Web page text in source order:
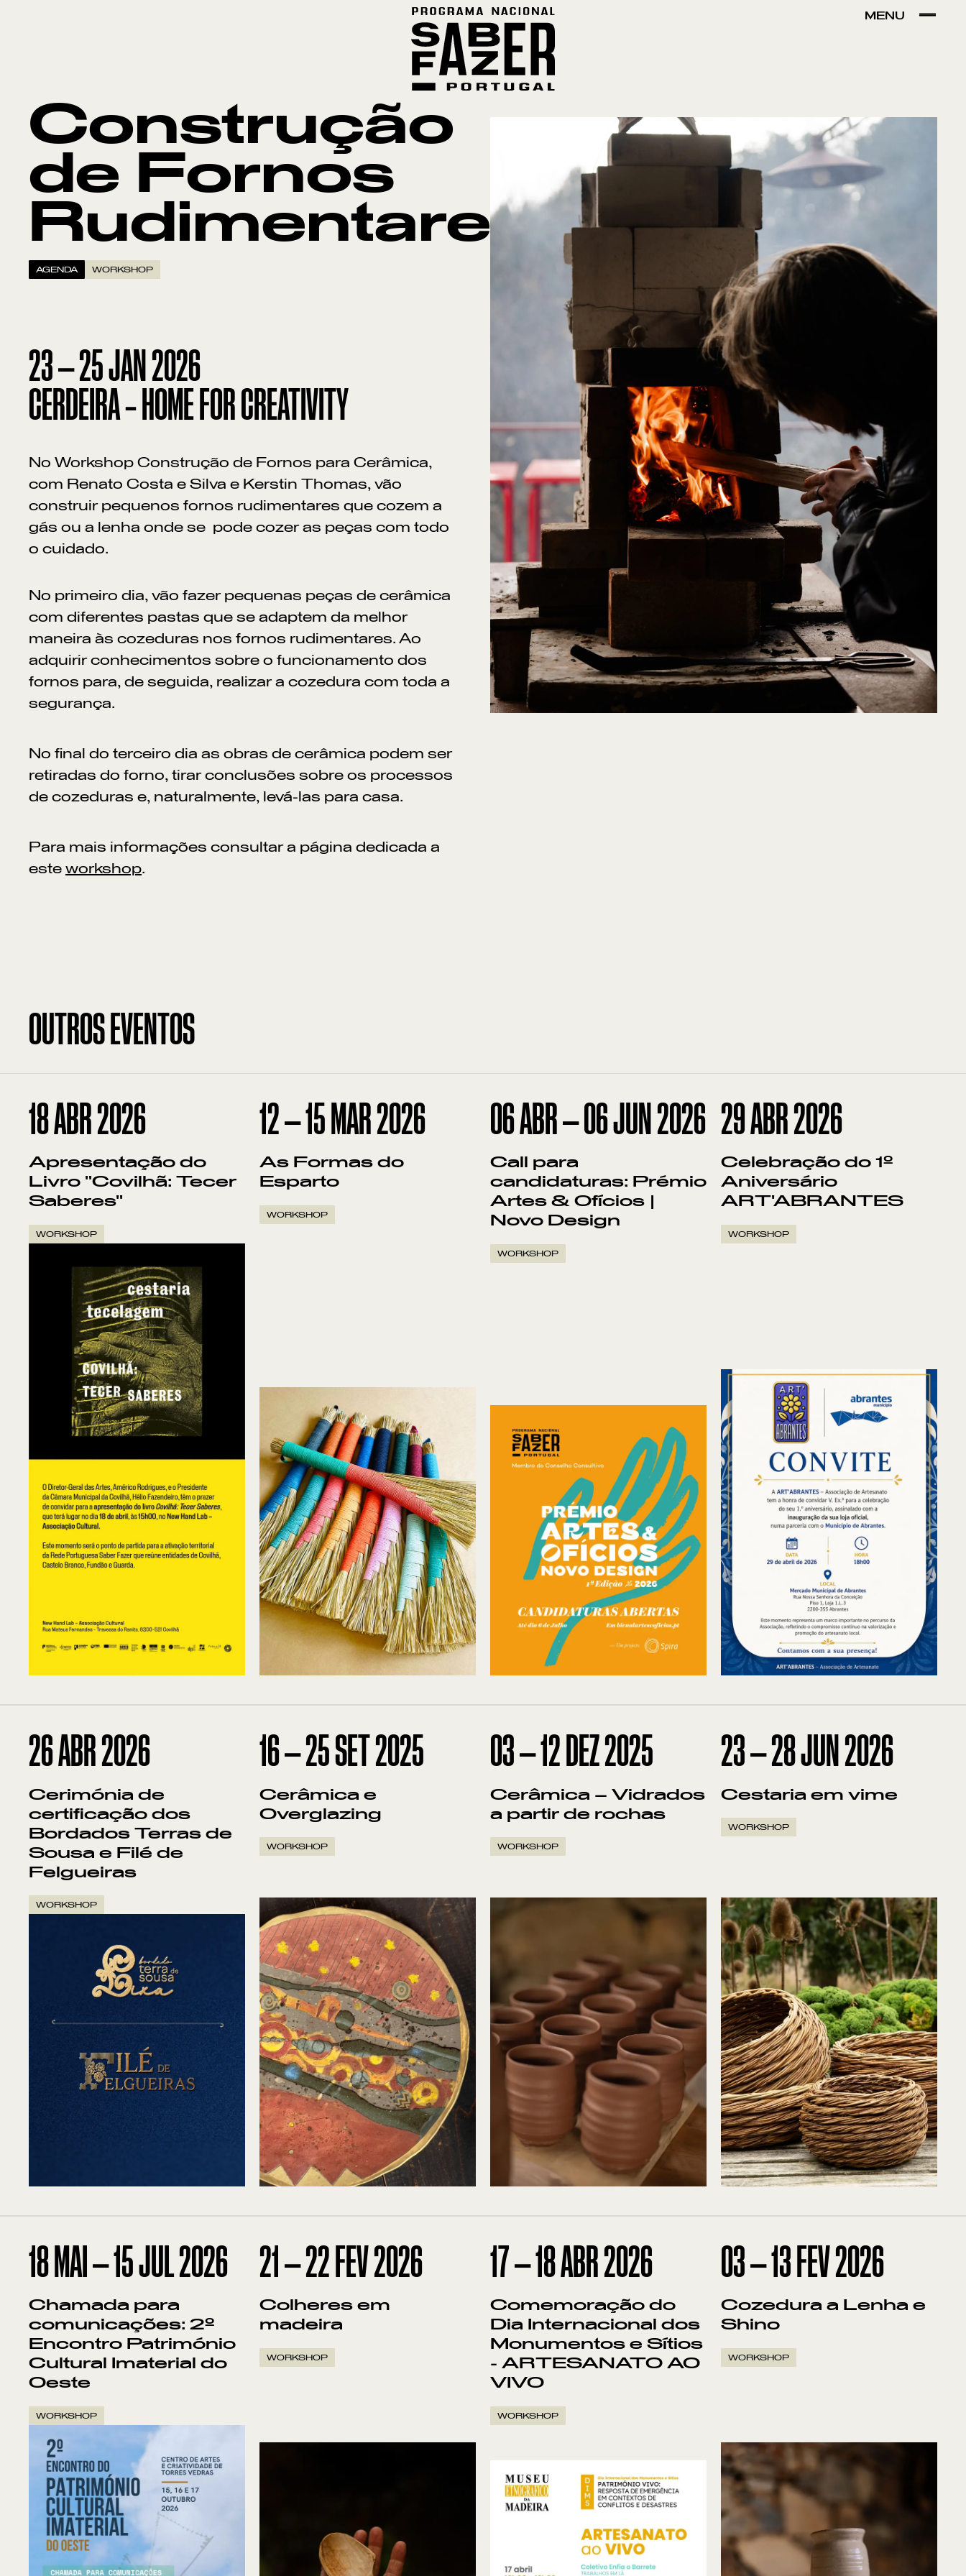
MENU
Construção
de Fornos
Rudimentares
AGENDA WORKSHOP
23—25JAN 2026
CERDEIRA – HOME FOR CREATIVITY
No Workshop Construção de Fornos para Cerâmica,
com Renato Costa e Silva e Kerstin Thomas, vão
construir pequenos fornos rudimentares que cozem a
gás ou a lenha onde se pode cozer as peças com todo
o cuidado.
No primeiro dia, vão fazer pequenas peças de cerâmica
com diferentes pastas que se adaptem da melhor
maneira às cozeduras nos fornos rudimentares. Ao
adquirir conhecimentos sobre o funcionamento dos
fornos para, de seguida, realizar a cozedura com toda a
segurança.
No final do terceiro dia as obras de cerâmica podem ser
retiradas do forno, tirar conclusões sobre os processos
de cozeduras e, naturalmente, levá-las para casa.
Para mais informações consultar a página dedicada a
este workshop.
OUTROS EVENTOS
18ABR 2026
Apresentação do
Livro "Covilhã: Tecer
Saberes"
WORKSHOP
12—15 MAR2026
As Formas do
Esparto
WORKSHOP
06ABR—06JUN 2026
Call para
candidaturas: Prémio
Artes & Ofícios |
Novo Design
WORKSHOP
29ABR 2026
Celebração do 1º
Aniversário
ART'ABRANTES
WORKSHOP
26ABR 2026
Cerimónia de
certificação dos
Bordados Terras de
Sousa e Filé de
Felgueiras
WORKSHOP
16—25SET 2025
Cerâmica e
Overglazing
WORKSHOP
03—12DEZ2025
Cerâmica – Vidrados
a partir de rochas
WORKSHOP
23—28JUN2026
Cestaria em vime
WORKSHOP
18 MAI —15JUL2026
Chamada para
comunicações: 2º
Encontro Património
Cultural Imaterial do
Oeste
WORKSHOP
21 —22 FEV2026
Colheres em
madeira
WORKSHOP
17—18ABR2026
Comemoração do
Dia Internacional dos
Monumentos e Sítios
- ARTESANATO AO
VIVO
WORKSHOP
03—13 FEV2026
Cozedura a Lenha e
Shino
WORKSHOP